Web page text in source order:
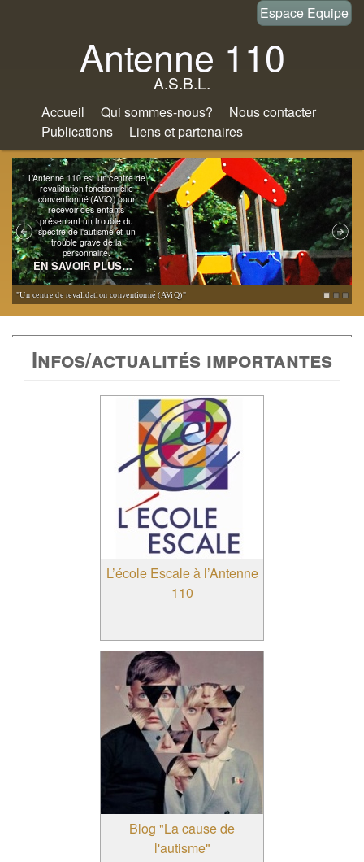
contenu
Espace Equipe
Antenne 110
A.S.B.L.
Accueil Qui sommes-nous?
Nous contacter
Publications
Liens et partenaires
L’Antenne 110 est un centre de
revalidation fonctionnelle
conventionné (AViQ) pour
recevoir des enfants
présentant un trouble du
spectre de l'autisme et un
trouble grave de la
personnalité.
EN SAVOIR PLUS…
"Un centre de revalidation conventionné (AViQ)"
Infos/actualités importantes
L’école Escale à l’Antenne
110
Blog "La cause de
l'autisme"